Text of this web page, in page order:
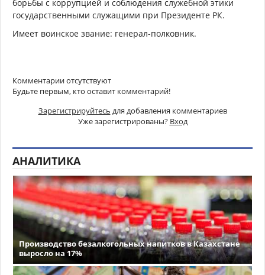
борьбы с коррупцией и соблюдения служебной этики
государственными служащими при Президенте РК.
Имеет воинское звание: генерал-полковник.
Комментарии отсутствуют
Будьте первым, кто оставит комментарий!
Зарегистрируйтесь для добавления комментариев
Уже зарегистрированы? Вход
АНАЛИТИКА
Производство безалкогольных напитков в Казахстане
выросло на 17%